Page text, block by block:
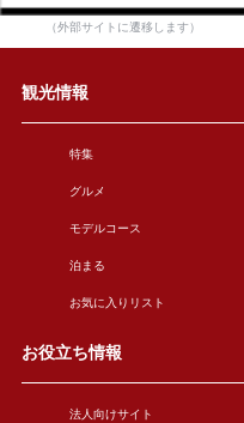
（外部サイトに遷移します）
観光情報
特集
グルメ
モデルコース
泊まる
お気に入りリスト
お役立ち情報
法人向けサイト